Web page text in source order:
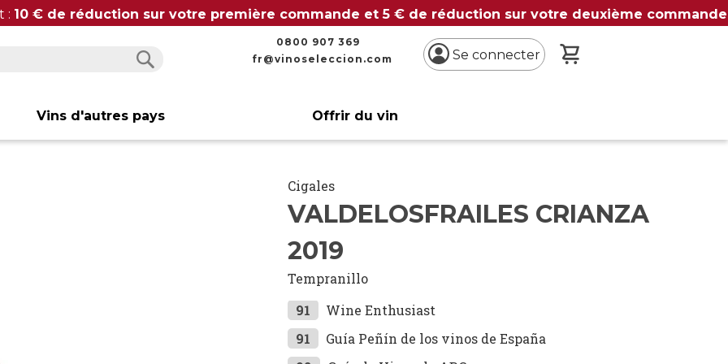
: 10 € de réduction sur votre première commande et 5 € de réduction sur votre deuxième commande
0800 907 369
fr@vinoseleccion.com
Se connecter
Vins d'autres pays Offrir du vin
Cigales
VALDELOSFRAILES CRIANZA
2019
Tempranillo
91
Wine Enthusiast
91
Guía Peñín de los vinos de España